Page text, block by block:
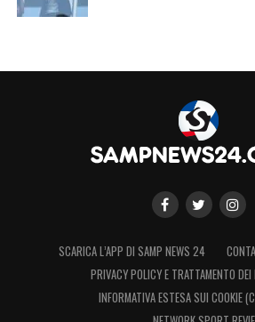
SCARICA L’APP DI SAMP NEWS 24
PRIVACY POLICY E TRATTAMENTO
INFORMATIVA ESTESA SUI COOKIE